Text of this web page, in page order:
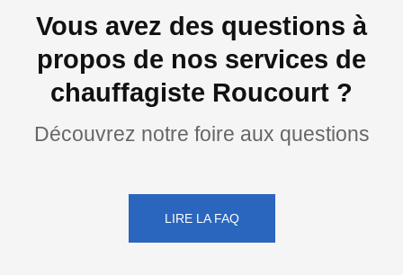
Vous avez des questions à
propos de nos services de
chauffagiste Roucourt ?
Découvrez notre foire aux questions
LIRE LA FAQ